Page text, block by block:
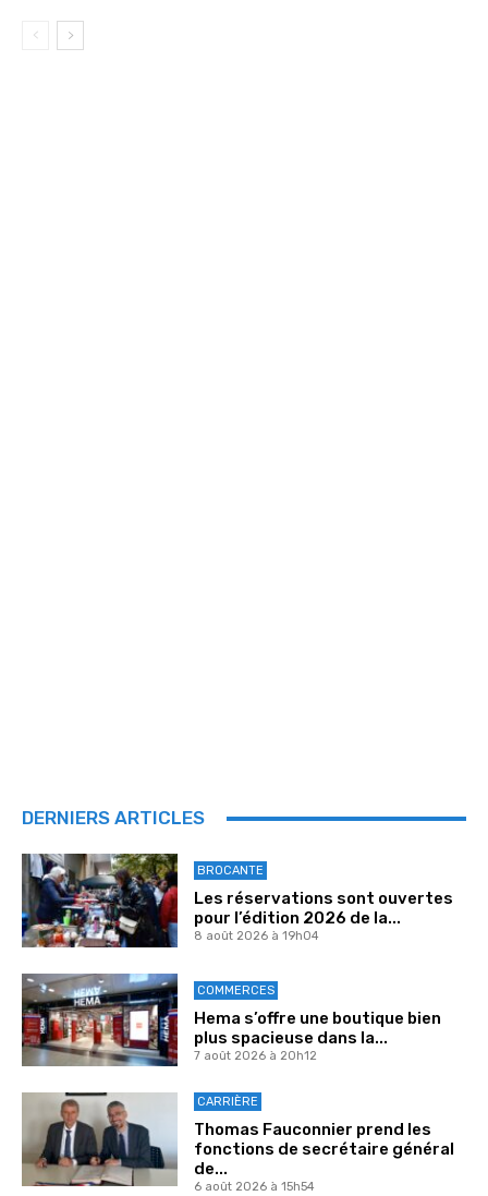
DERNIERS ARTICLES
BROCANTE
Les réservations sont ouvertes
pour l’édition 2026 de la...
8 août 2026 à 19h04
COMMERCES
Hema s’offre une boutique bien
plus spacieuse dans la...
7 août 2026 à 20h12
CARRIÈRE
Thomas Fauconnier prend les
fonctions de secrétaire général
de...
6 août 2026 à 15h54